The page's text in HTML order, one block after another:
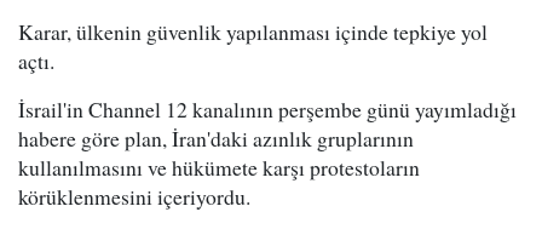
Karar, ülkenin güvenlik yapılanması içinde tepkiye yol
açtı.
İsrail'in Channel 12 kanalının perşembe günü yayımladığı
habere göre plan, İran'daki azınlık gruplarının
kullanılmasını ve hükümete karşı protestoların
körüklenmesini içeriyordu.